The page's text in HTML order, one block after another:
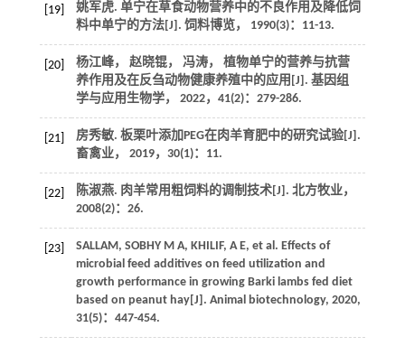
[19]
姚军虎. 单宁在草食动物营养中的不良作用及降低饲
料中单宁的方法[J]. 饲料博览， 1990(3)：11-13.
[20]
杨江峰， 赵晓锟， 冯涛， 植物单宁的营养与抗营
养作用及在反刍动物健康养殖中的应用[J]. 基因组
学与应用生物学， 2022， 41(2)：279-286.
[21]
房秀敏. 板栗叶添加PEG在肉羊育肥中的研究试验[J].
畜禽业， 2019， 30(1)：11.
[22] 陈淑燕. 肉羊常用粗饲料的调制技术[J]. 北方牧业，
2008(2)：26.
[23] SALLAM, SOBHY M A, KHILIF, A E, et al. Effects of
microbial feed additives on feed utilization and
growth performance in growing Barki lambs fed diet
based on peanut hay[J]. Animal biotechnology, 2020,
31(5)：447-454.